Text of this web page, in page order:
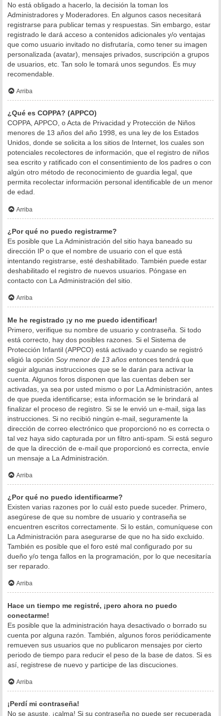
No está obligado a hacerlo, la decisión la toman los
Administradores y Moderadores. En algunos casos necesitará
registrarse para publicar temas y respuestas. Sin embargo, estar
registrado le dará acceso a contenidos adicionales y/o ventajas
que como usuario invitado no disfrutaría, como tener su imagen
personalizada (avatar), mensajes privados, suscripción a grupos
de usuarios, etc. Tan solo le tomará unos segundos. Es muy
recomendable.
Arriba
¿Qué es COPPA? (APPCO)
COPPA, APPCO, o Acta de Privacidad y Protección de Niños
menores de 13 años del año 1998, es una ley de los Estados
Unidos, donde se solicita a los sitios de Internet, los cuales son
potenciales recolectores de información, que el registro de niños
sea escrito y ratificado con el consentimiento de los padres o con
algún otro método de reconocimiento de guardia legal, que
permita recolectar información personal identificable de un menor
de edad.
Arriba
¿Por qué no puedo registrarme?
Es posible que La Administración del sitio haya baneado su
dirección IP o que el nombre de usuario con el que está
intentando registrarse, esté deshabilitado. También puede estar
deshabilitado el registro de nuevos usuarios. Póngase en
contacto con La Administración del sitio.
Arriba
Me he registrado ¡y no me puedo identificar!
Primero, verifique su nombre de usuario y contraseña. Si todo
está correcto, hay dos posibles razones. Si el Sistema de
Protección Infantil (APPCO) está activado y cuando se registró
eligió la opción Soy menor de 13 años entonces tendrá que
seguir algunas instrucciones que se le darán para activar la
cuenta. Algunos foros disponen que las cuentas deben ser
activadas, ya sea por usted mismo o por La Administración, antes
de que pueda identificarse; esta información se le brindará al
finalizar el proceso de registro. Si se le envió un e-mail, siga las
instrucciones. Si no recibió ningún e-mail, seguramente la
dirección de correo electrónico que proporcionó no es correcta o
tal vez haya sido capturada por un filtro anti-spam. Si está seguro
de que la dirección de e-mail que proporcionó es correcta, envíe
un mensaje a La Administración.
Arriba
¿Por qué no puedo identificarme?
Existen varias razones por lo cuál esto puede suceder. Primero,
asegúrese de que su nombre de usuario y contraseña se
encuentren escritos correctamente. Si lo están, comuníquese con
La Administración para asegurarse de que no ha sido excluido.
También es posible que el foro esté mal configurado por su
dueño y/o tenga fallos en la programación, por lo que necesitaría
ser reparado.
Arriba
Hace un tiempo me registré, ¡pero ahora no puedo
conectarme!
Es posible que la administración haya desactivado o borrado su
cuenta por alguna razón. También, algunos foros periódicamente
remueven sus usuarios que no publicaron mensajes por cierto
periodo de tiempo para reducir el peso de la base de datos. Si es
así, registrese de nuevo y participe de las discuciones.
Arriba
¡Perdí mi contraseña!
No se asuste, ¡calma! Si su contraseña no puede ser recuperada